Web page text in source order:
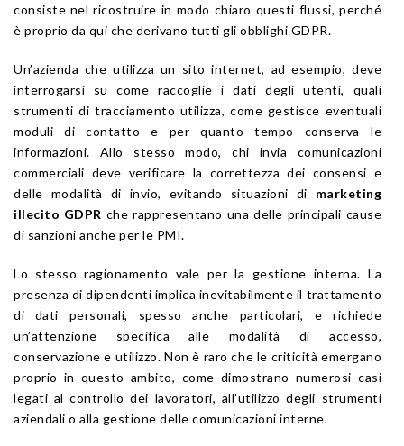
consiste nel ricostruire in modo chiaro questi flussi, perché
è proprio da qui che derivano tutti gli obblighi GDPR.
Un’azienda che utilizza un sito internet, ad esempio, deve
interrogarsi su come raccoglie i dati degli utenti, quali
strumenti di tracciamento utilizza, come gestisce eventuali
moduli di contatto e per quanto tempo conserva le
informazioni. Allo stesso modo, chi invia comunicazioni
commerciali deve verificare la correttezza dei consensi e
delle modalità di invio, evitando situazioni di marketing
illecito GDPR che rappresentano una delle principali cause
di sanzioni anche per le PMI.
Lo stesso ragionamento vale per la gestione interna. La
presenza di dipendenti implica inevitabilmente il trattamento
di dati personali, spesso anche particolari, e richiede
un’attenzione specifica alle modalità di accesso,
conservazione e utilizzo. Non è raro che le criticità emergano
proprio in questo ambito, come dimostrano numerosi casi
legati al controllo dei lavoratori, all’utilizzo degli strumenti
aziendali o alla gestione delle comunicazioni interne.